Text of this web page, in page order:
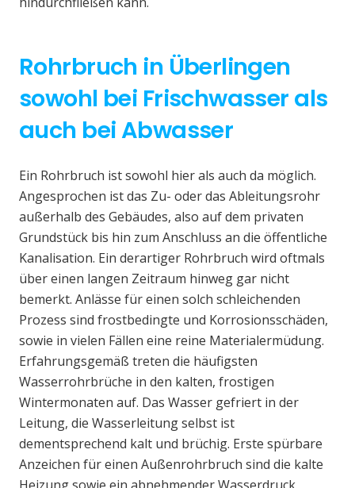
Rohrbruch in Überlingen
sowohl bei Frischwasser als
auch bei Abwasser
Ein Rohrbruch ist sowohl hier als auch da möglich.
Angesprochen ist das Zu- oder das Ableitungsrohr
außerhalb des Gebäudes, also auf dem privaten
Grundstück bis hin zum Anschluss an die öffentliche
Kanalisation. Ein derartiger Rohrbruch wird oftmals
über einen langen Zeitraum hinweg gar nicht
bemerkt. Anlässe für einen solch schleichenden
Prozess sind frostbedingte und Korrosionsschäden,
sowie in vielen Fällen eine reine Materialermüdung.
Erfahrungsgemäß treten die häufigsten
Wasserrohrbrüche in den kalten, frostigen
Wintermonaten auf. Das Wasser gefriert in der
Leitung, die Wasserleitung selbst ist
dementsprechend kalt und brüchig. Erste spürbare
Anzeichen für einen Außenrohrbruch sind die kalte